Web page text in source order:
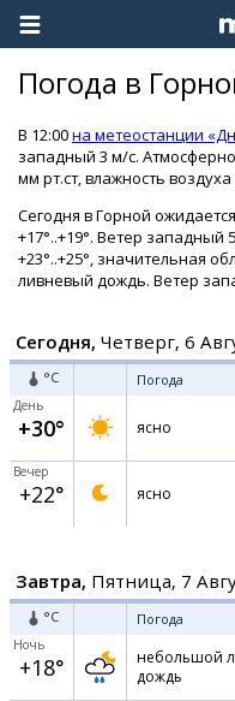
Погода в
В 12:00на метеостанции
западный 3 м/с.
мм рт.ст, влажность воздуха
Сегодня в Горной
+17°..+19°. Ветер западный
+23°..+25°, значительная
ливневый дождь. Ветер
Сегодня, Четверг, 6
°C Погода
День
+30° ясно
Вечер
+22° ясно
Завтра, Пятница, 7
°C Погода
Ночь
+18°
небольшой
дождь